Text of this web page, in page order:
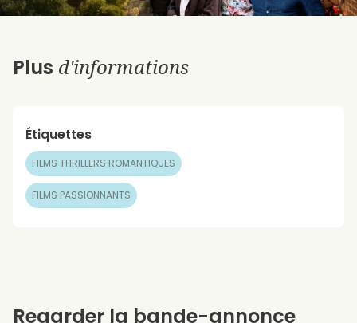
Plus d'informations
Étiquettes
FILMS THRILLERS ROMANTIQUES
FILMS PASSIONNANTS
Regarder la bande-annonce